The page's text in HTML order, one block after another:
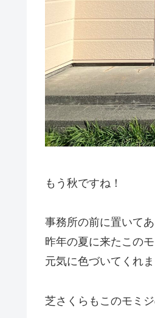
もう秋ですね！
事務所の前に置いて
昨年の夏に来たこの
元気に色づいてくれま
芝さくらもこのモミ